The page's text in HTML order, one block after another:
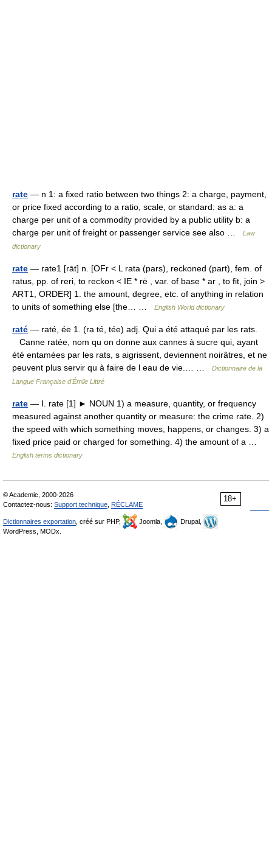
rate — n 1: a fixed ratio between two things 2: a charge, payment,
or price fixed according to a ratio, scale, or standard: as a: a
charge per unit of a commodity provided by a public utility b: a
charge per unit of freight or passenger service see also …
Law
dictionary
rate — rate1 [rāt] n. [OFr < L rata (pars), reckoned (part), fem. of
ratus, pp. of reri, to reckon < IE * rē , var. of base * ar , to fit, join >
ART1, ORDER] 1. the amount, degree, etc. of anything in relation
to units of something else [the… …
English World dictionary
raté — raté, ée 1. (ra té, tée) adj. Qui a été attaqué par les rats.
Canne ratée, nom qu on donne aux cannes à sucre qui, ayant
été entamées par les rats, s aigrissent, deviennent noirâtres, et ne
peuvent plus servir qu à faire de l eau de vie.… …
Dictionnaire de la
Langue Française d'Émile Littré
rate — Ⅰ. rate [1] ► NOUN 1) a measure, quantity, or frequency
measured against another quantity or measure: the crime rate. 2)
the speed with which something moves, happens, or changes. 3) a
fixed price paid or charged for something. 4) the amount of a …
English terms dictionary
18+
© Academic, 2000-2026
Contactez-nous: Support technique RÉCLAME
Dictionnaires exportation , créé sur PHP, Joomla,
Drupal,
WordPress, MODx.